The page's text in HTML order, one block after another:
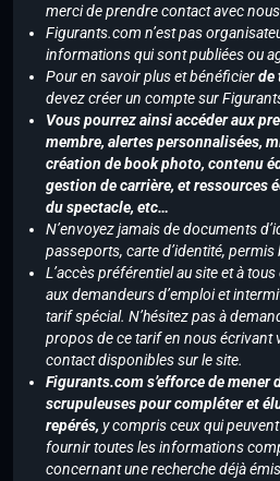
merci de prendre contact avec nous
Figurants.com n’est pas
informations qui sont publiées ou
Pour en savoir plus et bénéficierde
devez créer un compte sur
Vous pourrez ainsi accéder aux
membre, alertes personnalisées,
création de book photo, contenu
gestion de carrière, et ressources
du spectacle, etc…
N’envoyez jamais de documents
passeports, carte d’identité, permis
L’accès préférentiel au site et à
aux demandeurs d’emploi et
tarif spécial. N’hésitez pas à
propos de ce tarif en nous écrivant
contact disponibles sur le site.
Figurants.com s’efforce de mener
scrupuleuses pour compléter et
repérés, y compris ceux qui
fournir toutes les informations
concernant une recherche déjà